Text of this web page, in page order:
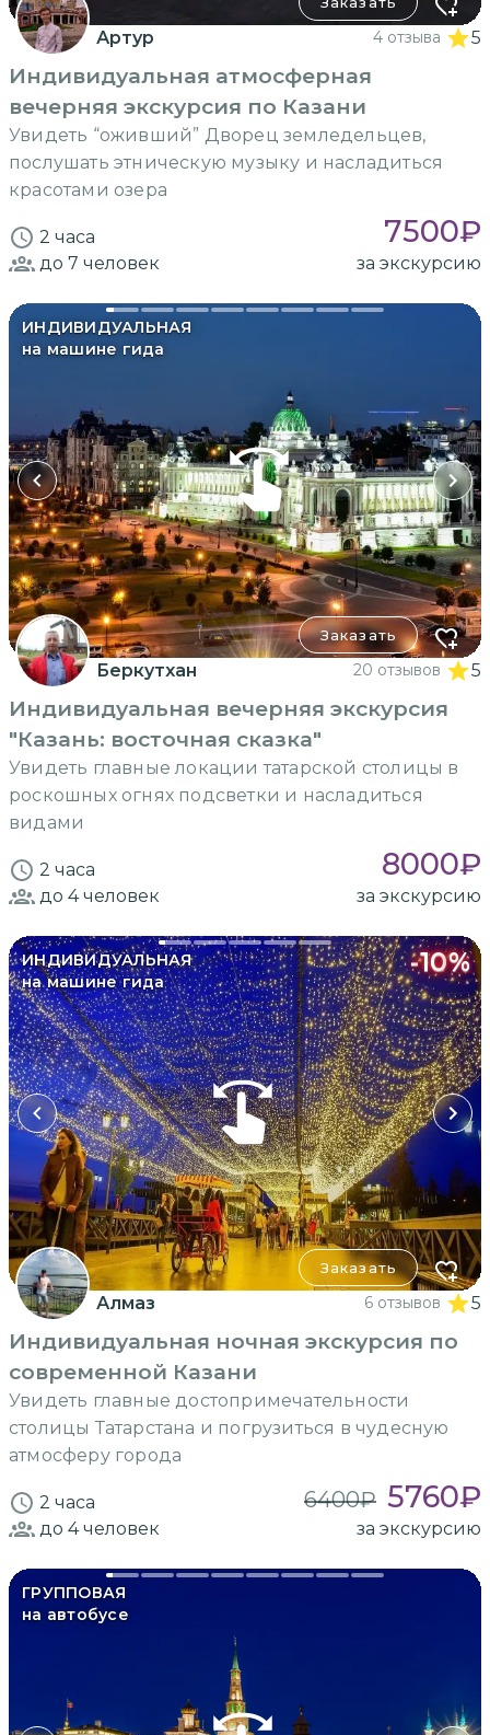
Артур 4 отзыва 5
Индивидуальная атмосферная
вечерняя экскурсия по Казани
Увидеть “оживший” Дворец земледельцев,
послушать этническую музыку и насладиться
красотами озера
2 часа 7500₽
до 7 человек за экскурсию
ИНДИВИДУАЛЬНАЯ
на машине гида
Заказать
Беркутхан 20 отзывов 5
Индивидуальная вечерняя экскурсия
"Казань: восточная сказка"
Увидеть главные локации татарской столицы в
роскошных огнях подсветки и насладиться
видами
2 часа 8000₽
до 4человек за экскурсию
ИНДИВИДУАЛЬНАЯ
на машине гида
-10%
Заказать
Алмаз 6 отзывов 5
Индивидуальная ночная экскурсия по
современной Казани
Увидеть главные достопримечательности
столицы Татарстана и погрузиться в чудесную
атмосферу города
2 часа 6400₽ 5760₽
до 4человек за экскурсию
ГРУППОВАЯ
на автобусе